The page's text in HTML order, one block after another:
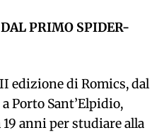
PRIMO SPIDER-
edizione di Romics, dal
Porto Sant’Elpidio,
anni per studiare alla